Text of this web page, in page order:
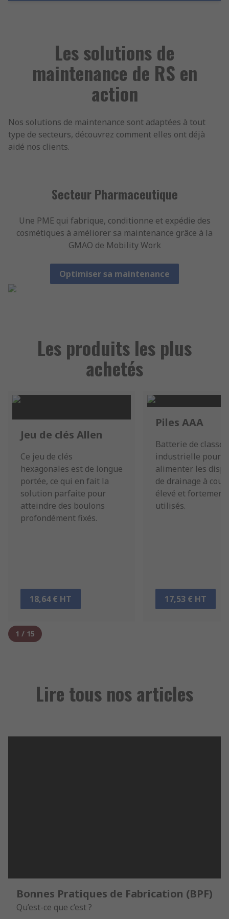
Les solutions de
maintenance de RS en
action
Nos solutions de maintenance sont adaptées à tout
type de secteurs, découvrez comment elles ont déjà
aidé nos clients.
Secteur Pharmaceutique
Une PME qui fabrique, conditionne et expédie des
cosmétiques à améliorer sa maintenance grâce à la
GMAO de Mobility Work
Optimiser sa maintenance
Les produits les plus
achetés
Jeu de clés Allen
Ce jeu de clés
hexagonales est de longue
portée, ce qui en fait la
solution parfaite pour
atteindre des boulons
profondément fixés.
18,64 € HT
Piles AAA
Batterie de classe
industrielle pour
alimenter les
de drainage à
élevé et fortement
utilisés.
17,53 € HT
1 / 15
Lire tous nos articles
Bonnes Pratiques de Fabrication (BPF)
Qu’est-ce que c’est ?